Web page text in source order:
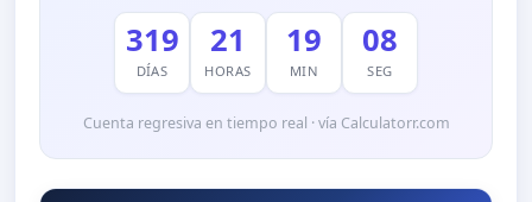
319
DÍAS
21
HORAS
19
MIN
07
SEG
Cuenta regresiva en tiempo real · vía Calculatorr.com